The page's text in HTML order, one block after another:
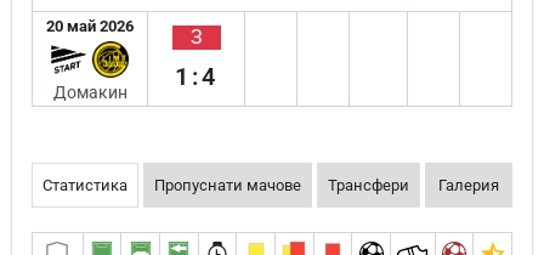
20 май 2026
Домакин
З
1:4
Статистика Пропуснати мачове Трансфери Галерия